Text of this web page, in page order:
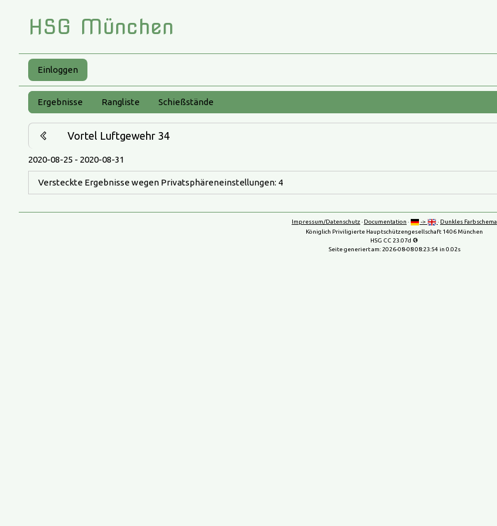
HSG München
Einloggen
Ergebnisse Rangliste Schießstände
Vortel Luftgewehr 34
2020-08-25 - 2020-08-31
Versteckte Ergebnisse wegen Privatsphäreneinstellungen: 4
Impressum/Datenschutz· Documentation · -> · Dunkles Farbschema
Königlich Priviligierte Hauptschützengesellschaft 1406 München
HSG CC 23.07d
Seite generiert am: 2026-08-08 08:23:54 in 0.02s